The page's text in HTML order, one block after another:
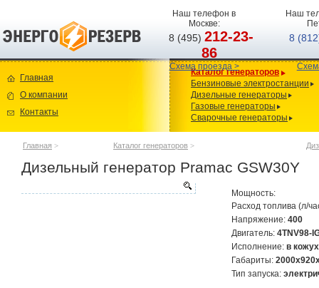
Наш телефон в
Москве:
8 (495)212-23-
86
Схема проезда >
Наш
8
Главная
О компании
Контакты
Каталог генераторов
Бензиновые электростанции
Дизельные генераторы
Газовые генераторы
Сварочные генераторы
Главная > Каталог генераторов >
Дизельный генератор Pramac GSW30Y
Мощность:
Расход топлива (л/
Напряжение: 400
Двигатель: 4TNV98-
Исполнение: в
Габариты:
Тип запуска: